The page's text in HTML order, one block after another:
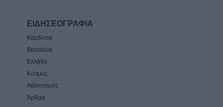
ΕΙΔΗΣΕΟΓΡΑΦΙΑ
Καρδίτσα
Θεσσαλία
Ελλάδα
Κόσμος
Αθλητισμός
Άρθρα